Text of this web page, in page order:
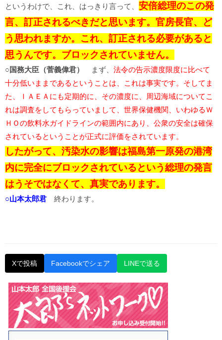
というわけで、これ、はっきり言って、 安倍総理のこの発
言、訂正されるべきだと思います。官房長官、ど
う思われますか。これ、訂正される必要があると
思うんです。ブロックされていません。
○国務大臣（菅義偉君） まず、 法令の告示濃度限度に比べて
十分低いままであるということは、これは事実です。そしてま
た、ＩＡＥＡにも定期的に、その濃度に、周辺海域についてこ
れは調査をしてもらっていまして、世界保健機関、いわゆるＷ
ＨＯの飲料水ガイドラインの範囲内にあり、公衆の安全は確保
されているということが正式に評価をされています。
したがって、汚染水の影響は福島第一原発の港湾
内に完全にブロックされているという総理の発言
はうそではなくて、真実であります。
○山本太郎君 終わります。
Xで投稿 Facebookでシェア LINEで送る